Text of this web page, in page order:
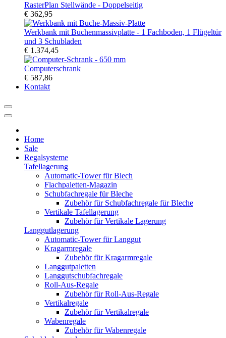
RasterPlan Stellwände - Doppelseitig
€ 362,95
Werkbank mit Buchenmassivplatte - 1 Fachboden, 1 Flügeltür
und 3 Schubladen
€ 1.374,45
Computerschrank
€ 587,86
Kontakt
Home
Sale
Regalsysteme
Tafellagerung
Automatic-Tower für Blech
Flachpaletten-Magazin
Schubfachregale für Bleche
Zubehör für Schubfachregale für Bleche
Vertikale Tafellagerung
Zubehör für Vertikale Lagerung
Langgutlagerung
Automatic-Tower für Langgut
Kragarmregale
Zubehör für Kragarmregale
Langgutpaletten
Langgutschubfachregale
Roll-Aus-Regale
Zubehör für Roll-Aus-Regale
Vertikalregale
Zubehör für Vertikalregale
Wabenregale
Zubehör für Wabenregale